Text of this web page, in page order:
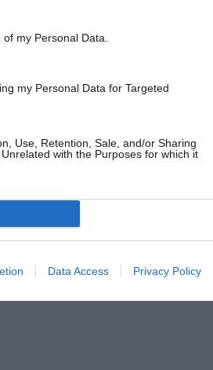
my Personal Data.
my Personal Data for Targeted
Use, Retention, Sale, and/or Sharing
with the Purposes for which it
Data Access Privacy Policy